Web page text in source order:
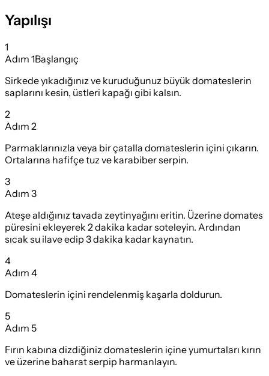
Yapılışı
1
Adım 1Başlangıç
Sirkede yıkadığınız ve kuruduğunuz büyük domateslerin
saplarını kesin, üstleri kapağı gibi kalsın.
2
Adım 2
Parmaklarınızla veya bir çatalla domateslerin içini çıkarın.
Ortalarına hafifçe tuz ve karabiber serpin.
3
Adım 3
Ateşe aldığınız tavada zeytinyağını eritin. Üzerine domates
püresini ekleyerek 2 dakika kadar soteleyin. Ardından
sıcak su ilave edip 3 dakika kadar kaynatın.
4
Adım 4
Domateslerin içini rendelenmiş kaşarla doldurun.
5
Adım 5
Fırın kabına dizdiğiniz domateslerin içine yumurtaları kırın
ve üzerine baharat serpip harmanlayın.